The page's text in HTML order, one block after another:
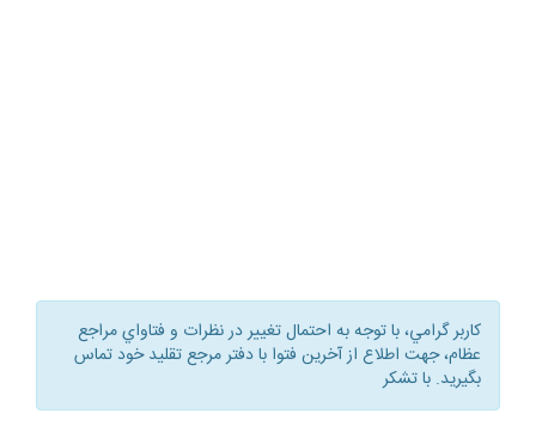
كاربر گرامي، با توجه به احتمال تغيير در نظرات و فتاواي مراجع
عظام، جهت اطلاع از آخرين فتوا با دفتر مرجع تقليد خود تماس
بگيريد. با تشكر